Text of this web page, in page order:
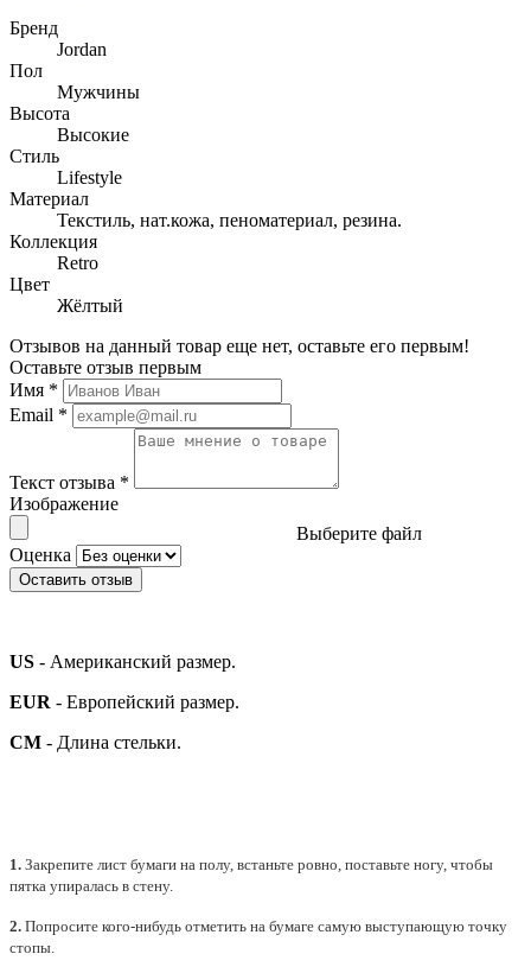
Бренд
Jordan
Пол
Мужчины
Высота
Высокие
Стиль
Lifestyle
Материал
Текстиль, нат.кожа, пеноматериал, резина.
Коллекция
Retro
Цвет
Жёлтый
Отзывов на данный товар еще нет, оставьте его первым!
Оставьте отзыв первым
Имя *
Email *
Текст отзыва *
Изображение
Выберите файл
Оценка
Оставить отзыв
US - Американский размер.
EUR - Европейский размер.
СМ - Длина стельки.
1. Закрепите лист бумаги на полу, встаньте ровно, поставьте ногу, чтобы
пятка упиралась в стену.
2. Попросите кого-нибудь отметить на бумаге самую выступающую точку
стопы.